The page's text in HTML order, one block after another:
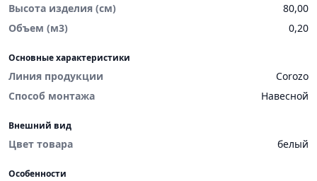
Высота изделия (см)
80,00
Объем (м3)
0,20
Основные характеристики
Линия продукции
Corozo
Способ монтажа
Навесной
Внешний вид
Цвет товара белый
Особенности